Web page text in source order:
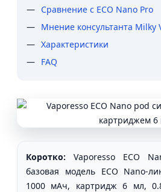
Сравнение с ECO Nano Pro
Мнение консультанта Milky
Характеристики
FAQ
Коротко: Vaporesso ECO
базовая модель ECO Nano-
1000 мАч, картридж 6 мл,